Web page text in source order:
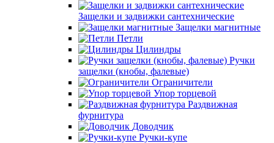
Защелки и задвижки сантехнические
Защелки магнитные
Петли
Цилиндры
Ручки
защелки (кнобы, фалевые)
Ограничители
Упор торцевой
Раздвижная
фурнитура
Доводчик
Ручки-купе